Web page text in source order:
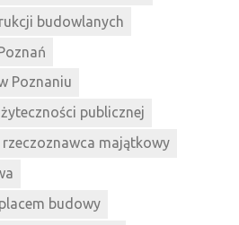
budowlanych
Poznaniu
publicznej
rzeczoznawca majątkowy
budowy